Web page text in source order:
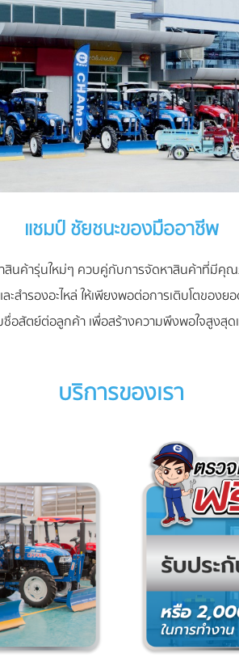
แชมป์ ชัยชนะของมืออาชีพ
สินค้ารุ่นใหม่ๆ ควบคู่กับการจัดหาสินค้าที่มีคุ
สำรองอะไหล่ ให้เพียงพอต่อการเติบโตของ
อสัตย์ต่อลูกค้า เพื่อสร้างความพึงพอใจสูงสุ
บริการของเรา